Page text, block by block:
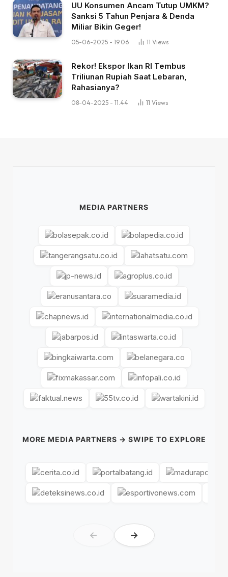
UU Konsumen Ancam Tutup UMKM?
Sanksi 5 Tahun Penjara & Denda
Miliar Bikin Geger!
05-06-2025 - 19.06 11 Views
Rekor! Ekspor Ikan RI Tembus
Triliunan Rupiah Saat Lebaran,
Rahasianya?
08-04-2025 - 11.44 11 Views
MEDIA PARTNERS
MORE MEDIA PARTNERS → SWIPE TO EXPLORE
← →